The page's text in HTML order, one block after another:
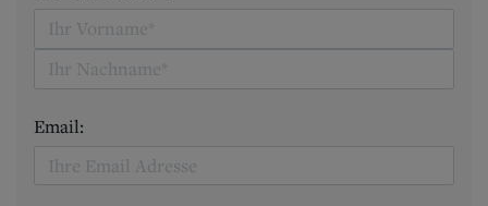
Email: